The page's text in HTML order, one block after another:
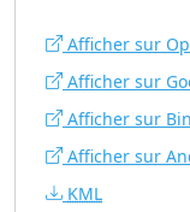
Afficher sur
Afficher sur
Afficher sur
Afficher sur
KML